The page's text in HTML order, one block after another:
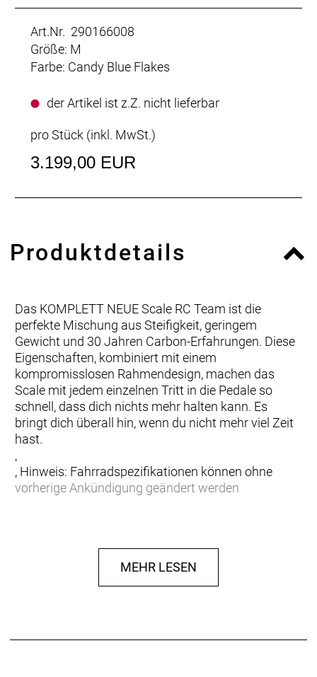
Art.Nr. 290166008
Größe: M
Farbe: Candy Blue Flakes
der Artikel ist z.Z. nicht lieferbar
pro Stück (inkl. MwSt.)
3.199,00 EUR
Produktdetails
Das KOMPLETT NEUE Scale RC Team ist die
perfekte Mischung aus Steifigkeit, geringem
Gewicht und 30 Jahren Carbon-Erfahrungen. Diese
Eigenschaften, kombiniert mit einem
kompromisslosen Rahmendesign, machen das
Scale mit jedem einzelnen Tritt in die Pedale so
schnell, dass dich nichts mehr halten kann. Es
bringt dich überall hin, wenn du nicht mehr viel Zeit
hast.
,
, Hinweis: Fahrradspezifikationen können ohne
vorherige Ankündigung geändert werden
Shock & Standing Damping System, BB92 / UDH
Interface / 12x148mm with 55mm Chainline
Gabel: RockShox SID SL RL Air, 15x110mm Maxle
MEHR LESEN